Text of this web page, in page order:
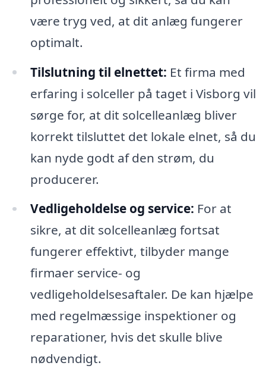
være tryg ved, at dit anlæg fungerer
optimalt.
Tilslutning til elnettet: Et firma med
erfaring i solceller på taget i Visborg vil
sørge for, at dit solcelleanlæg bliver
korrekt tilsluttet det lokale elnet, så du
kan nyde godt af den strøm, du
producerer.
Vedligeholdelse og service: For at
sikre, at dit solcelleanlæg fortsat
fungerer effektivt, tilbyder mange
firmaer service- og
vedligeholdelsesaftaler. De kan hjælpe
med regelmæssige inspektioner og
reparationer, hvis det skulle blive
nødvendigt.